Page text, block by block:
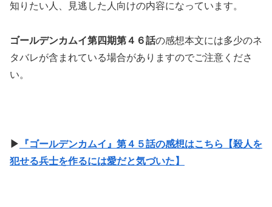
知りたい人、見逃した人向けの内容になっています。
ゴールデンカムイ第四期第４６話の感想本文には多少のネ
タバレが含まれている場合がありますのでご注意くださ
い。
▶
『ゴールデンカムイ』第４５話の感想はこちら【殺人を
犯せる兵士を作るには愛だと気づいた】